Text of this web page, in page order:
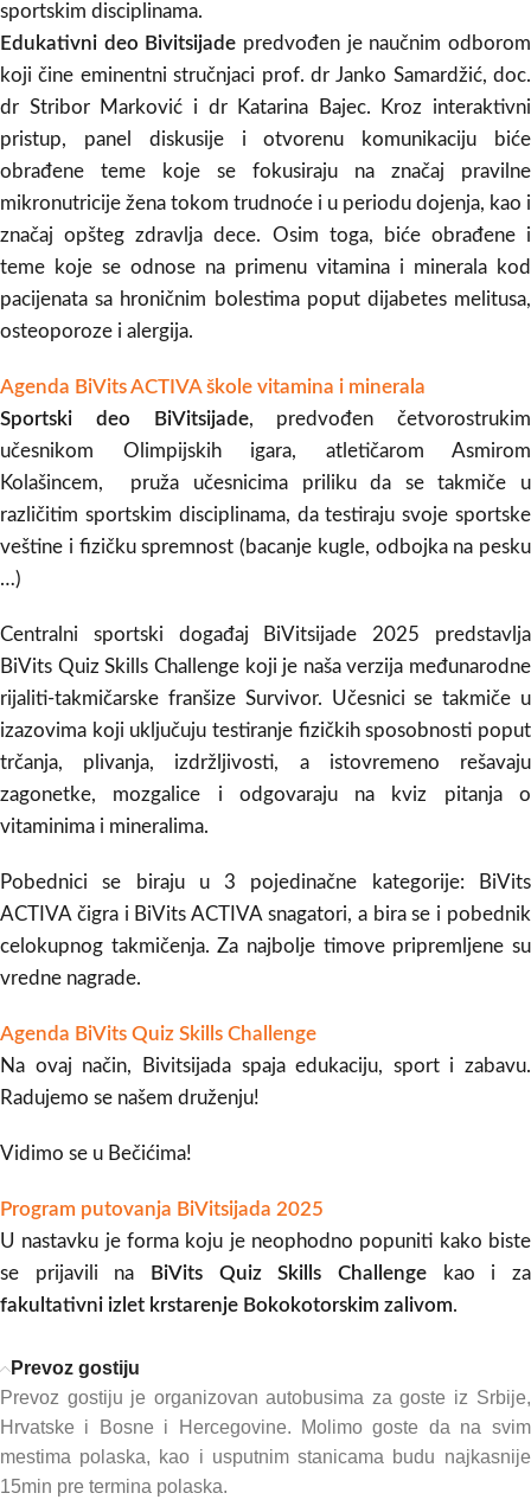
sportskim disciplinama.
Edukativni deo Bivitsijade predvođen je naučnim odborom
koji čine eminentni stručnjaci prof. dr Janko Samardžić, doc.
dr Stribor Marković i dr Katarina Bajec. Kroz interaktivni
pristup, panel diskusije i otvorenu komunikaciju biće
obrađene teme koje se fokusiraju na značaj pravilne
mikronutricije žena tokom trudnoće i u periodu dojenja, kao i
značaj opšteg zdravlja dece. Osim toga, biće obrađene i
teme koje se odnose na primenu vitamina i minerala kod
pacijenata sa hroničnim bolestima poput dijabetes melitusa,
osteoporoze i alergija.
Agenda BiVits ACTIVA škole vitamina i minerala
Sportski deo BiVitsijade, predvođen četvorostrukim
učesnikom Olimpijskih igara, atletičarom Asmirom
Kolašincem, pruža učesnicima priliku da se takmiče u
različitim sportskim disciplinama, da testiraju svoje sportske
veštine i fizičku spremnost (bacanje kugle, odbojka na pesku
…)
Centralni sportski događaj BiVitsijade 2025 predstavlja
BiVits Quiz Skills Challenge koji je naša verzija međunarodne
rijaliti-takmičarske franšize Survivor. Učesnici se takmiče u
izazovima koji uključuju testiranje fizičkih sposobnosti poput
trčanja, plivanja, izdržljivosti, a istovremeno rešavaju
zagonetke, mozgalice i odgovaraju na kviz pitanja o
vitaminima i mineralima.
Pobednici se biraju u 3 pojedinačne kategorije: BiVits
ACTIVA čigra i BiVits ACTIVA snagatori, a bira se i pobednik
celokupnog takmičenja. Za najbolje timove pripremljene su
vredne nagrade.
Agenda BiVits Quiz Skills Challenge
Na ovaj način, Bivitsijada spaja edukaciju, sport i zabavu.
Radujemo se našem druženju!
Vidimo se u Bečićima!
Program putovanja BiVitsijada 2025
U nastavku je forma koju je neophodno popuniti kako biste
se prijavili na
BiVits Quiz Skills Challenge kao i za
fakultativni izlet krstarenje Bokokotorskim zalivom.
Prevoz gostiju
Prevoz gostiju je organizovan autobusima za goste iz Srbije,
Hrvatske i Bosne i Hercegovine. Molimo goste da na svim
mestima polaska, kao i usputnim stanicama budu najkasnije
15min pre termina polaska.